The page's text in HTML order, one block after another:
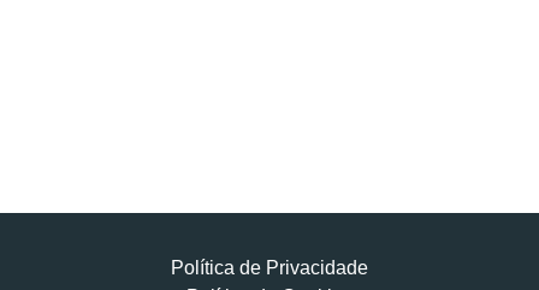
Política de Privacidade